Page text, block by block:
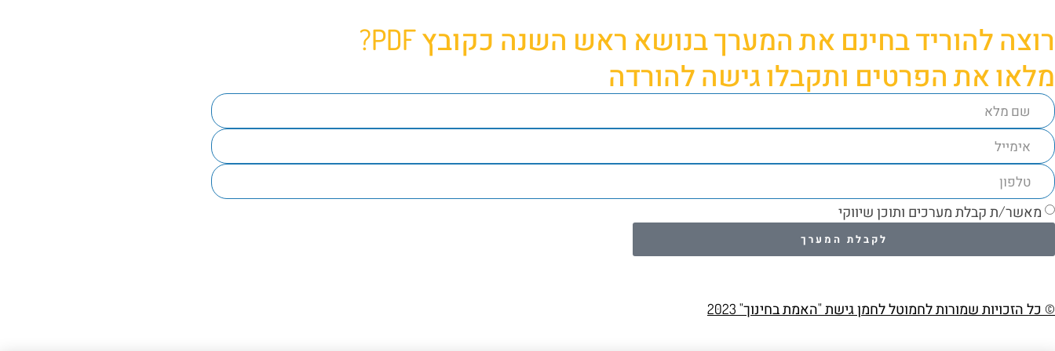
רוצה להוריד בחינם את המערך בנושא ראש השנה כקובץ PDF?
מלאו את הפרטים ותקבלו גישה להורדה
מאשר/ת קבלת מערכים ותוכן שיווקי
לקבלת המערך
© כל הזכויות שמורות לחמוטל לחמן גישת "האמת בחינוך" 2023